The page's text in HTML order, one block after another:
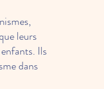
leurs
Ils
dans